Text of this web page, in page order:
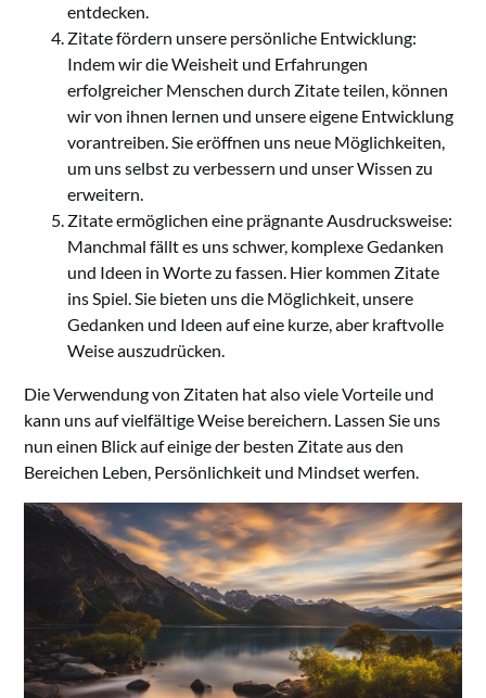
entdecken.
Zitate fördern unsere persönliche Entwicklung:
Indem wir die Weisheit und Erfahrungen
erfolgreicher Menschen durch Zitate teilen, können
wir von ihnen lernen und unsere eigene Entwicklung
vorantreiben. Sie eröffnen uns neue Möglichkeiten,
um uns selbst zu verbessern und unser Wissen zu
erweitern.
Zitate ermöglichen eine prägnante Ausdrucksweise:
Manchmal fällt es uns schwer, komplexe Gedanken
und Ideen in Worte zu fassen. Hier kommen Zitate
ins Spiel. Sie bieten uns die Möglichkeit, unsere
Gedanken und Ideen auf eine kurze, aber kraftvolle
Weise auszudrücken.
Die Verwendung von Zitaten hat also viele Vorteile und
kann uns auf vielfältige Weise bereichern. Lassen Sie uns
nun einen Blick auf einige der besten Zitate aus den
Bereichen Leben, Persönlichkeit und Mindset werfen.